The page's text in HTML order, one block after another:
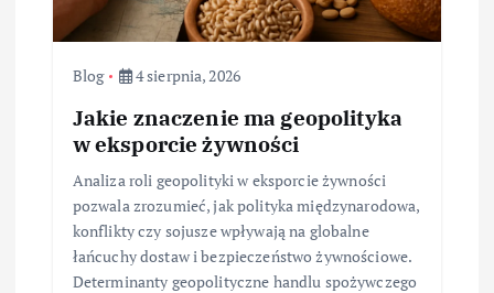
Blog 4 sierpnia, 2026
Jakie znaczenie ma geopolityka
w eksporcie żywności
Analiza roli geopolityki w eksporcie żywności
pozwala zrozumieć, jak polityka międzynarodowa,
konflikty czy sojusze wpływają na globalne
łańcuchy dostaw i bezpieczeństwo żywnościowe.
Determinanty geopolityczne handlu spożywczego